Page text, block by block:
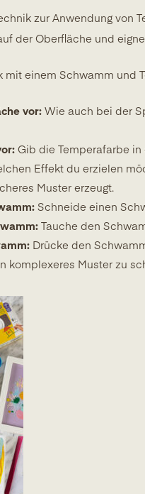
zur Anwendung von
der Oberfläche und
mit einem Schwamm und
vor: Wie auch bei der
Gib die Temperafarbe in
Effekt du erzielen
Muster erzeugt.
Schneide einen
Tauche den
Drücke den
komplexeres Muster zu